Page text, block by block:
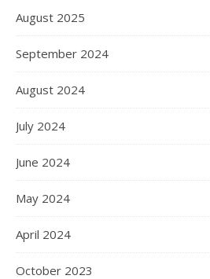
August 2025
September 2024
August 2024
July 2024
June 2024
May 2024
April 2024
October 2023